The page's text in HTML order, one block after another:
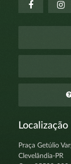
Localização
Praça Getúlio
Clevelândia-PR